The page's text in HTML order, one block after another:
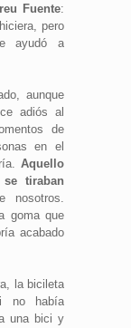
Fuente:
pero
ayudó a
aunque
adiós al
de
en el
Aquello
tiraban
goma que
acabado
la bicileta
no había
una bici y